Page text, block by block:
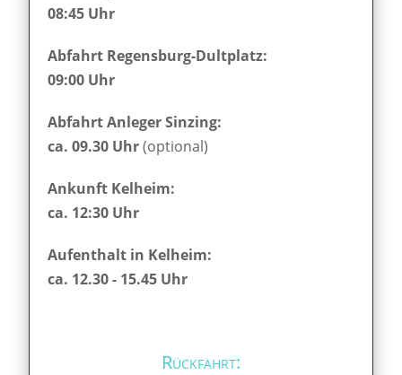
08:45 Uhr
Abfahrt Regensburg-Dultplatz:
09:00 Uhr
Abfahrt Anleger Sinzing:
ca. 09.30 Uhr(optional)
Ankunft Kelheim:
ca. 12:30 Uhr
Aufenthalt in Kelheim:
ca. 12.30 - 15.45 Uhr
Rückfahrt: